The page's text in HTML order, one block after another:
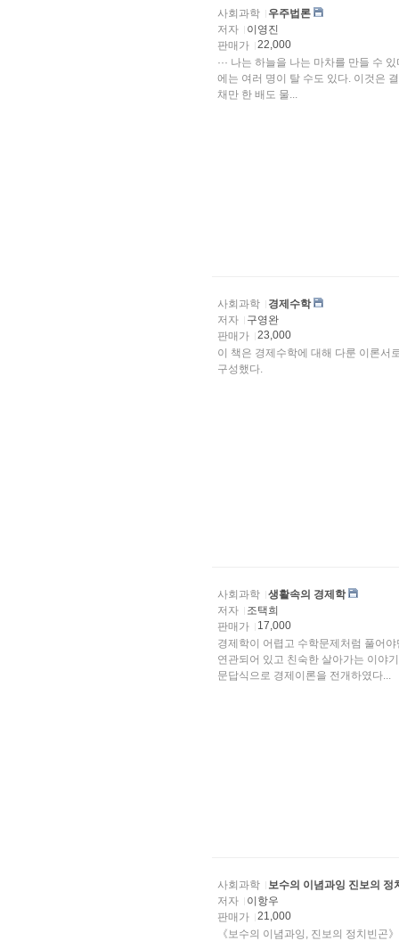
사회과학
우주법론
저자
이영진
판매가
22,000
··· 나는 하늘을 나는 마차를 만들 수
에는 여러 명이 탈 수도 있다. 이것은
채만 한 배도 물...
사회과학
경제수학
저자
구영완
판매가
23,000
이 책은 경제수학에 대해 다룬 이론서
구성했다.
사회과학
생활속의 경제학
저자
조택희
판매가
17,000
경제학이 어렵고 수학문제처럼 풀어
연관되어 있고 친숙한 살아가는 이야
문답식으로 경제이론을 전개하였다...
사회과학
보수의 이념과잉 진보의
저자
이항우
판매가
21,000
《보수의 이념과잉, 진보의 정치빈곤